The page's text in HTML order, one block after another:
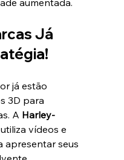
aumentada.
Já
já estão
3D para
A Harley-
vídeos e
apresentar seus